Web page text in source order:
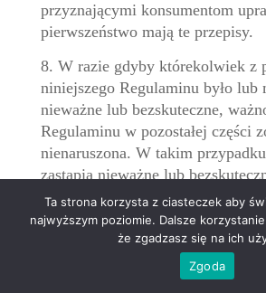
przyznającymi konsumentom
pierwszeństwo mają te przepisy.
8. W razie gdyby którekolwiek z
niniejszego Regulaminu było lub
nieważne lub bezskuteczne,
Regulaminu w pozostałej części
nienaruszona. W takim
zastąpią nieważne lub
postanowienie innym, które
najwierniej oddaje zamierzony
Odpowiednio dotyczy to także
Ta strona korzysta z ciasteczek aby
najwyższym poziomie. Dalsze
że zgadzasz się na ich
Zgoda